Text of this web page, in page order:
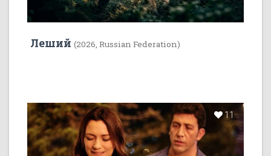
Леший (2026, Russian Federation)
11